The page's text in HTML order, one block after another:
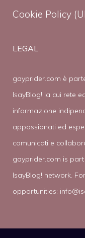
Cookie Policy
LEGAL
gayprider.com è
IsayBlog! la cui rete
informazione
appassionati ed
comunicati e
gayprider.com is part
IsayBlog! network.
opportunities: